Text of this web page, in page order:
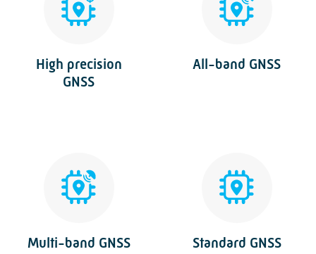
High precision
GNSS
All-band GNSS
Multi-band GNSS Standard GNSS